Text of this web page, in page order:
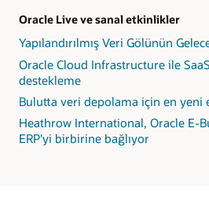
Oracle Live ve sanal etkinlikler
Yapılandırılmış Veri Gölünün
Oracle Cloud Infrastructure ile
destekleme
Bulutta veri depolama için en yeni
Heathrow International, Oracle E-
ERP'yi birbirine bağlıyor